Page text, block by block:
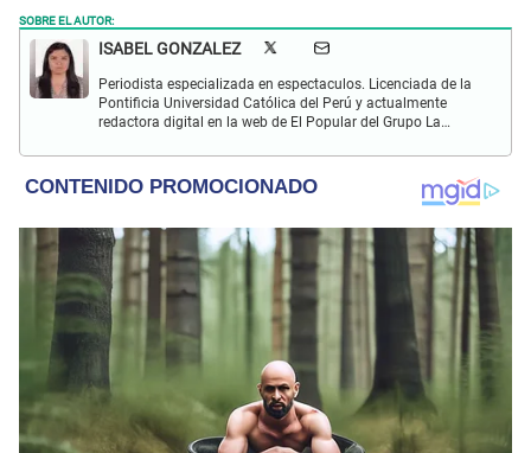
SOBRE EL AUTOR:
ISABEL GONZALEZ
Periodista especializada en espectaculos. Licenciada de la
Pontificia Universidad Católica del Perú y actualmente
redactora digital en la web de El Popular del Grupo La
sociales y nuevas tecnologías.